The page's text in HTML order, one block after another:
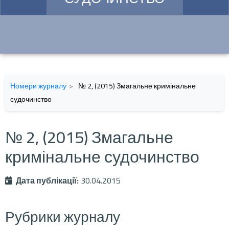
Номери журналу
№ 2, (2015) Змагальне кримінальне
судочинство
№ 2, (2015) Змагальне
кримінальне судочинство
Дата публікації:30.04.2015
Рубрики журналу